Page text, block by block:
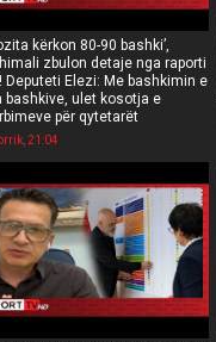
kërkon 80-90 bashki’,
zbulon detaje nga raporti
Deputeti Elezi: Me bashkimin e
bashkive, ulet kosotja e
për qytetarët
21:04